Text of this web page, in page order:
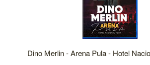
Dino Merlin - Arena Pula - Hotel